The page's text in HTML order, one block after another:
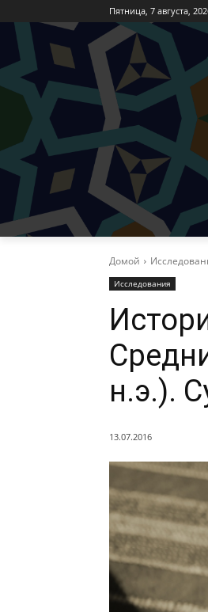
Пятница, 7 августа,
Домой
Исследования
н.э.).
13.07.2016